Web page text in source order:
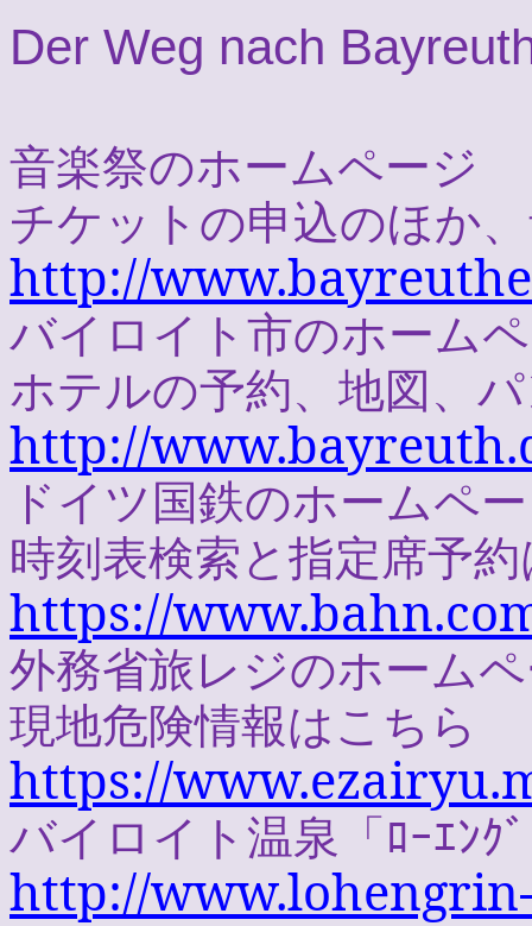
Der Weg nach
音楽祭のホームページ
チケットの申込のほか
http://
バイロイト市のホーム
ホテルの予約、地図、
http://
ドイツ国鉄のホームペ
時刻表検索と指定席予
https://
外務省旅レジのホーム
現地危険情報はこちら
https://
バイロイト温泉「ﾛｰｴﾝｸ
http://